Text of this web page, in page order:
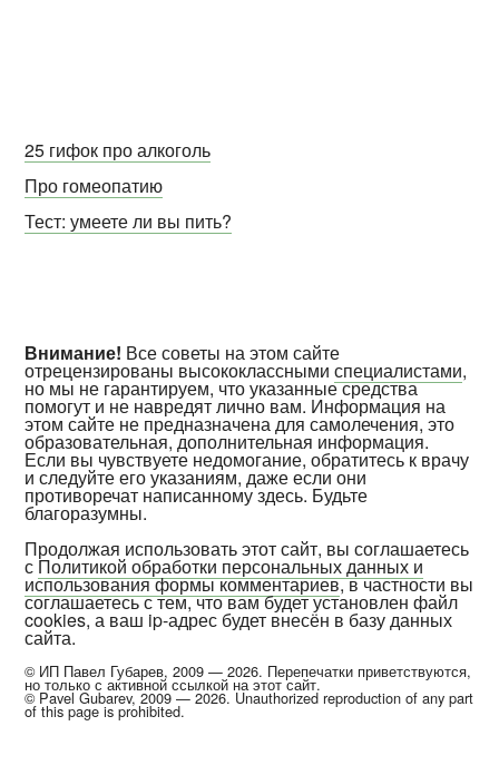
25 гифок про алкоголь
Про гомеопатию
Тест: умеете ли вы пить?
Внимание! Все советы на этом сайте
отрецензированы высококласснымиспециалистами,
но мы не гарантируем, что указанные средства
помогут и не навредят лично вам. Информация на
этом сайте не предназначена для самолечения, это
образовательная, дополнительная информация.
Если вы чувствуете недомогание, обратитесь к врачу
и следуйте его указаниям, даже если они
противоречат написанному здесь. Будьте
благоразумны.
Продолжая использовать этот сайт, вы соглашаетесь
с Политикой обработки персональных данных и
использования формы комментариев, в частности вы
соглашаетесь с тем, что вам будет установлен файл
cookies, а ваш ip-адрес будет внесён в базу данных
сайта.
© ИП Павел Губарев, 2009 — 2026. Перепечатки приветствуются,
но только с активной ссылкой на этот сайт.
© Pavel Gubarev, 2009 — 2026. Unauthorized reproduction of any part
of this page is prohibited.